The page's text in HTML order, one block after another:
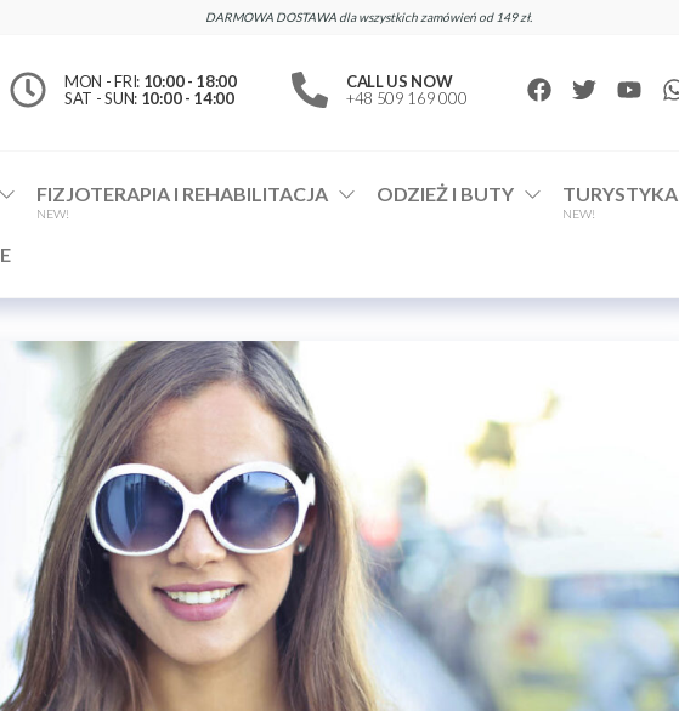
DARMOWA DOSTAWA dla wszystkich zamówień od 149 zł.
MON - FRI: 10:00 - 18:00
SAT - SUN: 10:00 - 14:00
CALL US NOW
+48 509 169 000
FIZJOTERAPIA I REHABILITACJA
NEW!
ODZIEŻ I BUTY TURYSTYKA
NEW!